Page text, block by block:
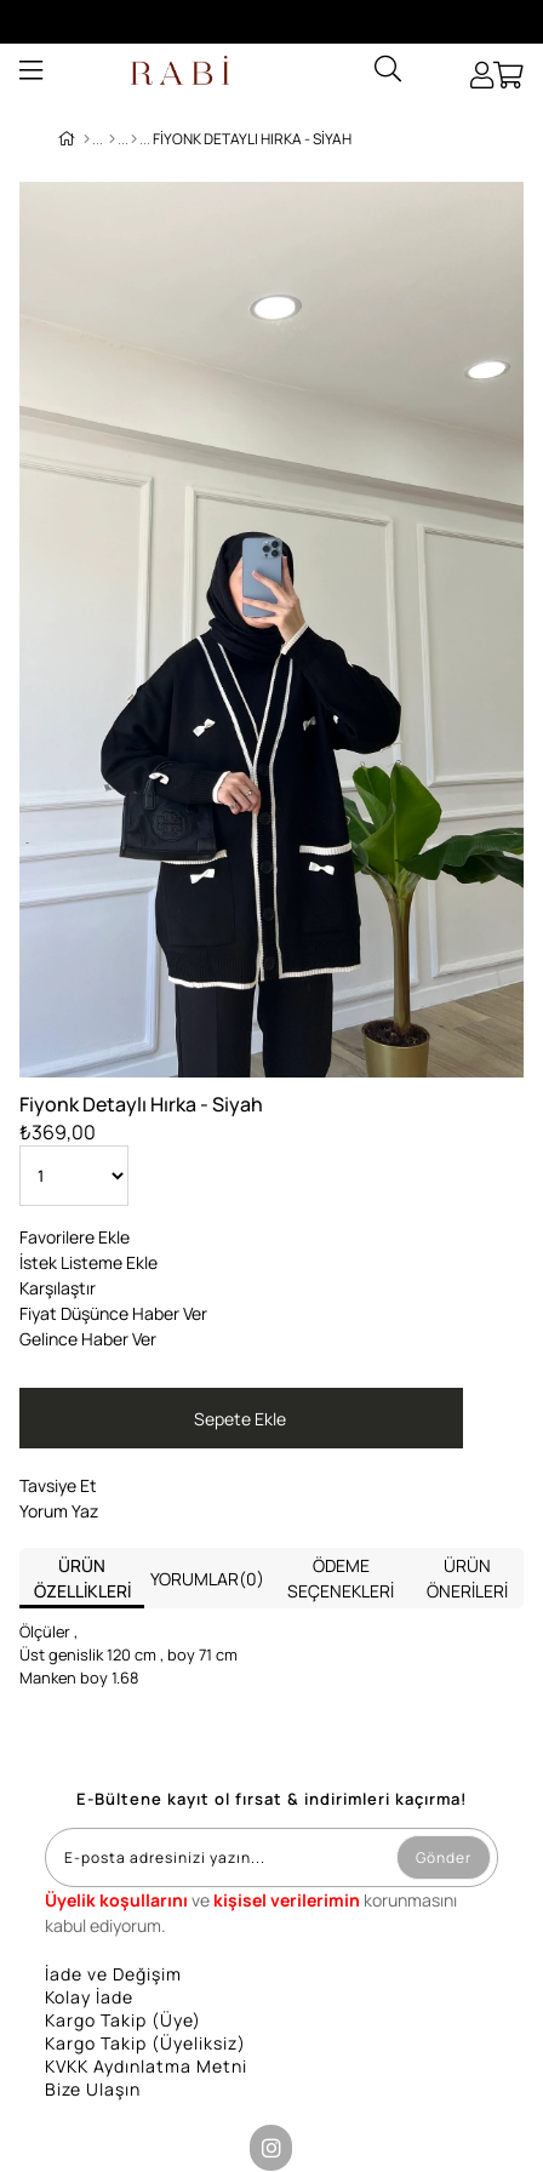
FIYONK DETAYLI HIRKA - SIYAH
Fiyonk Detaylı Hırka - Siyah
₺369,00
Favorilere Ekle
İstek Listeme Ekle
Karşılaştır
Fiyat Düşünce Haber Ver
Gelince Haber Ver
Tavsiye Et
Yorum Yaz
ÜRÜN
ÖZELLIKLERI
YORUMLAR(0)
ÖDEME
SEÇENEKLERI
ÜRÜN
ÖNERILERI
Ölçüler ,
Üst genislik 120 cm , boy 71 cm
Manken boy 1.68
E-Bültene kayıt ol fırsat & indirimleri kaçırma!
Gönder
Üyelik koşullarını ve kişisel verilerimin korunmasını
kabul ediyorum.
İade ve Değişim
Kolay İade
Kargo Takip (Üye)
Kargo Takip (Üyeliksiz)
KVKK Aydınlatma Metni
Bize Ulaşın